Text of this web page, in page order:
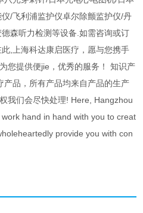
/飞利浦监护仪卓尔除颤监护仪/丹
森听力检测等设备.如需咨询或订
,上海科达康启医疗，愿与您携手
您提供便jie，优秀的服务！ 知识产
品，所有产品均来自产品的生产
我们会尽快处理! Here, Hangzhou
hand in hand with you to creat
provide you with con